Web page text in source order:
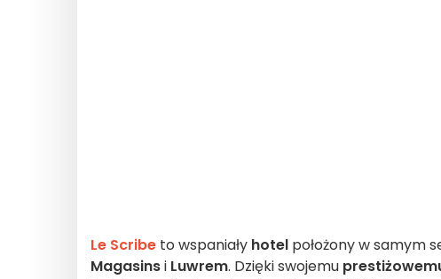
Le Scribe to wspaniały hotel położony w samym
Magasinsi Luwrem. Dzięki swojemu